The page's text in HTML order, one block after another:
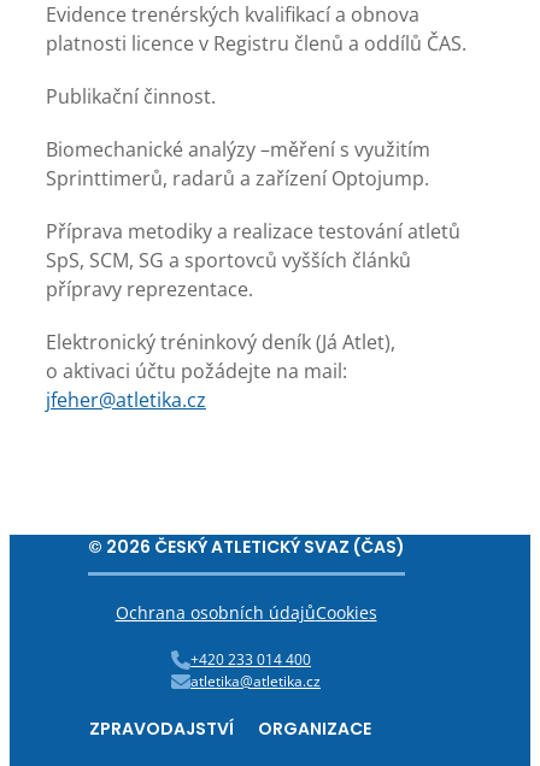
Evidence trenérských kvalifikací a obnova
platnosti licence v Registru členů a oddílů ČAS.
Publikační činnost.
Biomechanické analýzy –měření s využitím
Sprinttimerů, radarů a zařízení Optojump.
Příprava metodiky a realizace testování atletů
SpS, SCM, SG a sportovců vyšších článků
přípravy reprezentace.
Elektronický tréninkový deník (Já Atlet),
o aktivaci účtu požádejte na mail:
jfeher@atletika.cz
© 2026 ČESKÝ ATLETICKÝ SVAZ (ČAS)
Ochrana osobních údajůCookies
+420 233 014 400
atletika@atletika.cz
ZPRAVODAJSTVÍ ORGANIZACE